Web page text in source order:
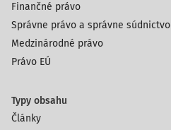
Finančné právo
Správne právo a správne súdnictvo
Medzinárodné právo
Právo EÚ
Typy obsahu
Články